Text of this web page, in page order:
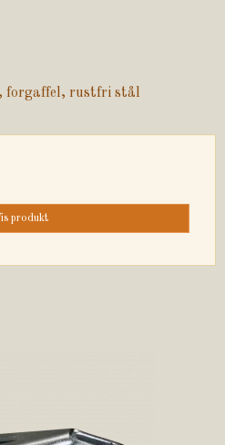
forgaffel, rustfri stål
produkt